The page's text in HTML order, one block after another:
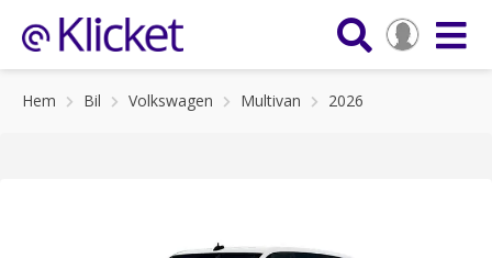
Hem Bil Volkswagen Multivan 2026